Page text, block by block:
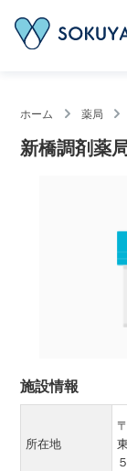
ホーム 薬局
新橋調剤薬
施設情報
所在地
５